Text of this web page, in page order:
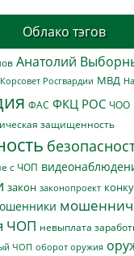
Облако тэгов
Анатолий
Корсовет Росгвардии МВД
ФАС ФКЦ РОС ЧОО
защищенность
с ЧОП
закон законопроект
ЧОП невыплата
ЧОП оборот оружия